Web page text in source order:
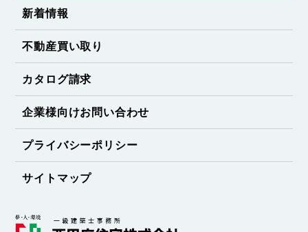
新着情報
不動産買い取り
カタログ請求
企業様向けお問い合わせ
プライバシーポリシー
サイトマップ